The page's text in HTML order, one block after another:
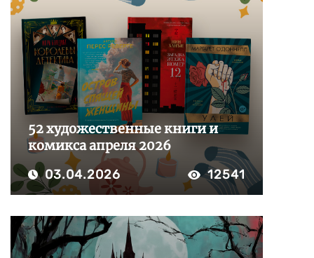
52 художественные книги и
комикса апреля 2026
03.04.2026 12541